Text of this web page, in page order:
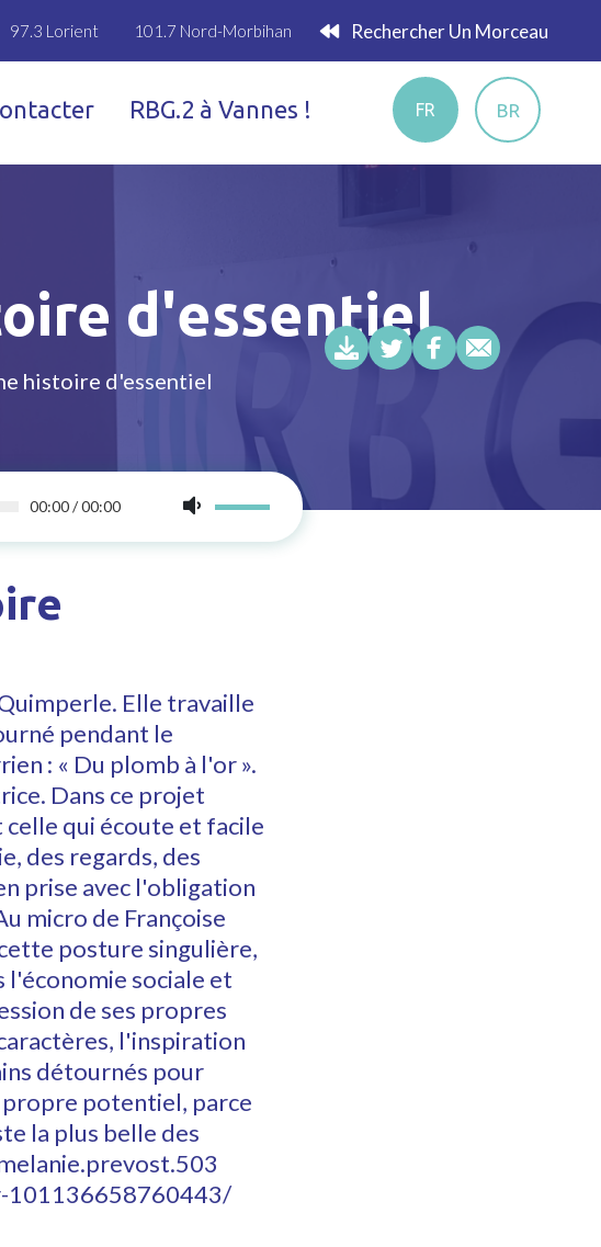
97.3 Lorient 101.7 Nord-Morbihan Rechercher Un Morceau
RBG.2 à Vannes ! FR BR
d'essentiel
histoire d'essentiel
00:00/00:00
Elle travaille
pendant le
: « Du plomb à l'or ».
Dans ce projet
qui écoute et facile
des regards, des
prise avec l'obligation
micro de Françoise
posture singulière,
l'économie sociale et
de ses propres
l'inspiration
détournés pour
propre potentiel, parce
la plus belle des
101136658760443/